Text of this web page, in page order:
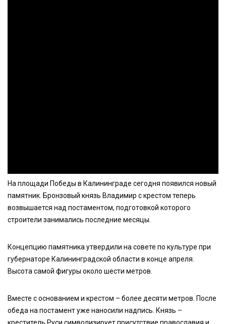
На площади Победы в Калининграде сегодня появился новый
памятник. Бронзовый князь Владимир с крестом теперь
возвышается над постаментом, подготовкой которого
строители занимались последние месяцы.
Концепцию памятника утвердили на совете по культуре при
губернаторе Калининградской области в конце апреля.
Высота самой фигуры около шести метров.
Вместе с основанием и крестом – более десяти метров. После
обеда на постамент уже наносили надпись. Князь –